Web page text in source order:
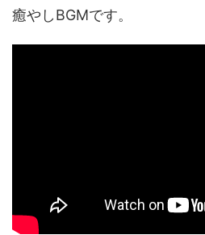
癒やしBGMです。